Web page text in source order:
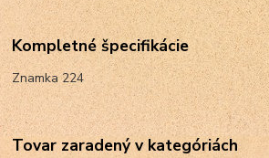
Kompletné špecifikácie
Znamka 224
Tovar zaradený v kategóriách